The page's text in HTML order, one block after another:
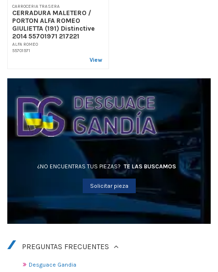
CARROCERIA TRASERA
CERRADURA MALETERO /
PORTON ALFA ROMEO
GIULIETTA (191) Distinctive
2014 55701971 217221
ALFA ROMEO
55701971
View
¿NO ENCUENTRAS TUS PIEZAS? TE LAS BUSCAMOS
Solicitar pieza
PREGUNTAS FRECUENTES
Desguace Gandia